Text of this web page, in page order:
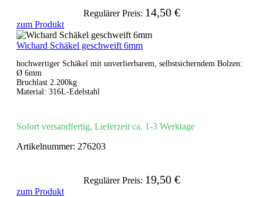
Regulärer Preis: 14,50 €
zum Produkt
Wichard Schäkel geschweift 6mm
hochwertiger Schäkel mit unverlierbarem, selbstsicherndem Bolzen:
Ø 6mm
Bruchlast 2.200kg
Material: 316L-Edelstahl
Sofort versandfertig, Lieferzeit ca. 1-3 Werktage
Artikelnummer: 276203
Regulärer Preis: 19,50 €
zum Produkt